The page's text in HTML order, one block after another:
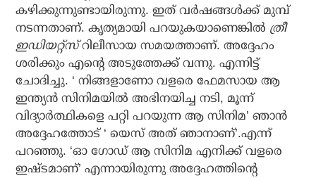
കഴിക്കുന്നുണ്ടായിരുന്നു. ഇത് വര്‍ഷങ്ങള്‍ക്ക് മുമ്പ്
നടന്നതാണ്. കൃത്യമായി പറയുകയാണെങ്കില്‍ ത്രീ
ഇഡിയറ്റ്‌സ്റിലീസായ സമയത്താണ്. അദ്ദേഹം
ശരിക്കും എന്റെ അടുത്തേക്ക് വന്നു. എന്നിട്ട്
ചോദിച്ചു. ‘ നിങ്ങളാണോ വളരെ ഫേമസായ ആ
ഇന്ത്യന്‍ സിനിമയില്‍ അഭിനയിച്ച നടി, മൂന്ന്
വിദ്യാര്‍ത്ഥികളെ പറ്റി പറയുന്ന ആ സിനിമ’ ഞാന്‍
അദ്ദേഹത്തോട് ‘ യെസ് അത് ഞാനാണ്’.എന്ന്
പറഞ്ഞു. ‘ഓ ഗോഡ് ആ സിനിമ എനിക്ക് വളരെ
ഇഷ്ടമാണ്’ എന്നായിരുന്നു അദ്ദേഹത്തിന്റെ